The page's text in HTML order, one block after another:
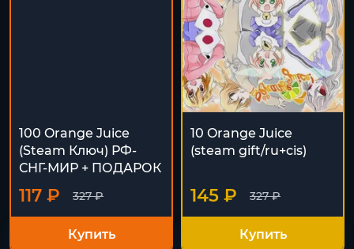
100 Orange Juice
(Steam Ключ) РФ-
СНГ-МИР + ПОДАРОК
327 ₽
117 ₽
Купить
10 Orange Juice
(steam gift/ru+cis)
327 ₽
145 ₽
Купить